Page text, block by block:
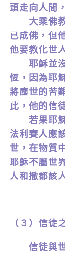
頭走向人間
大乘佛教
已成佛，但
他要教化世
耶穌並沒
恆，因為耶
將塵世的苦
此，他的信
若果耶穌
法利賽人應
世，在物質
耶穌不屬世
人和撒都該
（３）信徒
信徒與世